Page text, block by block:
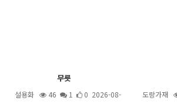
무릇
설용화 46 1
0 2026-08-
도랑가재